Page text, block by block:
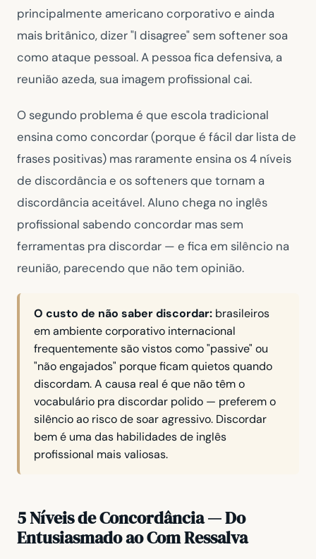
principalmente americano corporativo e ainda
mais britânico, dizer"I disagree"sem softener soa
como ataque pessoal. A pessoa fica defensiva, a
reunião azeda, sua imagem profissional cai.
O segundo problema é que escola tradicional
ensina como concordar (porque é fácil dar lista de
frases positivas) mas raramente ensina os4 níveis
de discordância e ossoftenersque tornam a
discordância aceitável. Aluno chega no inglês
profissional sabendo concordar mas sem
ferramentas pra discordar — e fica em silêncio na
reunião, parecendo que não tem opinião.
O custo de não saber discordar: brasileiros
em ambiente corporativo internacional
frequentemente são vistos como "passive" ou
"não engajados" porque ficam quietos quando
discordam. A causa real é que não têm o
vocabulário pra discordar polido — preferem o
silêncio ao risco de soar agressivo. Discordar
bem é uma das habilidades de inglês
profissional mais valiosas.
5 Níveis de Concordância — Do
Entusiasmado ao Com Ressalva